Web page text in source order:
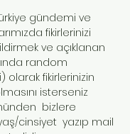
gündemi ve
fikirlerinizi
ve açıklanan
random
olarak fikirlerinizin
isterseniz
bizlere
cinsiyet  yazıp mail